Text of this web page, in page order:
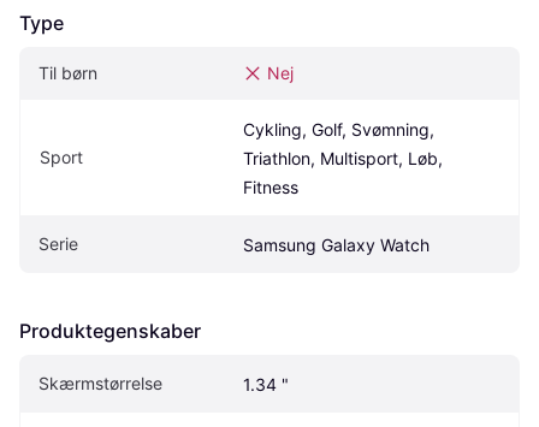
Type
Til børn Nej
Sport
Cykling, Golf, Svømning,
Triathlon, Multisport, Løb,
Fitness
Serie Samsung Galaxy Watch
Produktegenskaber
Skærmstørrelse 1.34 "